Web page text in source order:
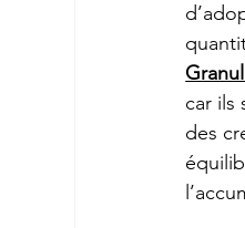
car ils
des